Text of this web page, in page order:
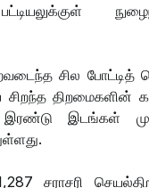
சில
சிறந்த திறமைகளின்
இரண்டு இடங்கள்
சராசரி